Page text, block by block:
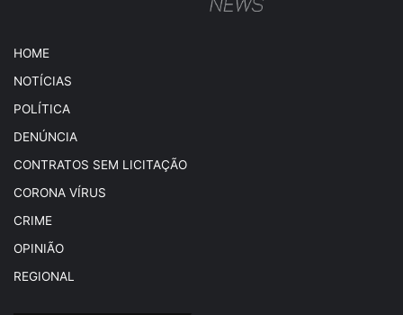
HOME
NOTÍCIAS
POLÍTICA
DENÚNCIA
CONTRATOS SEM LICITAÇÃO
CORONA VÍRUS
CRIME
OPINIÃO
REGIONAL